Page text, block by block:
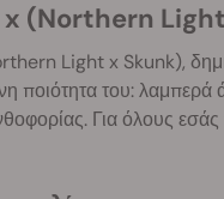
x (Northern
Light x Skunk),
του: λαμπερά
Για όλους εσάς